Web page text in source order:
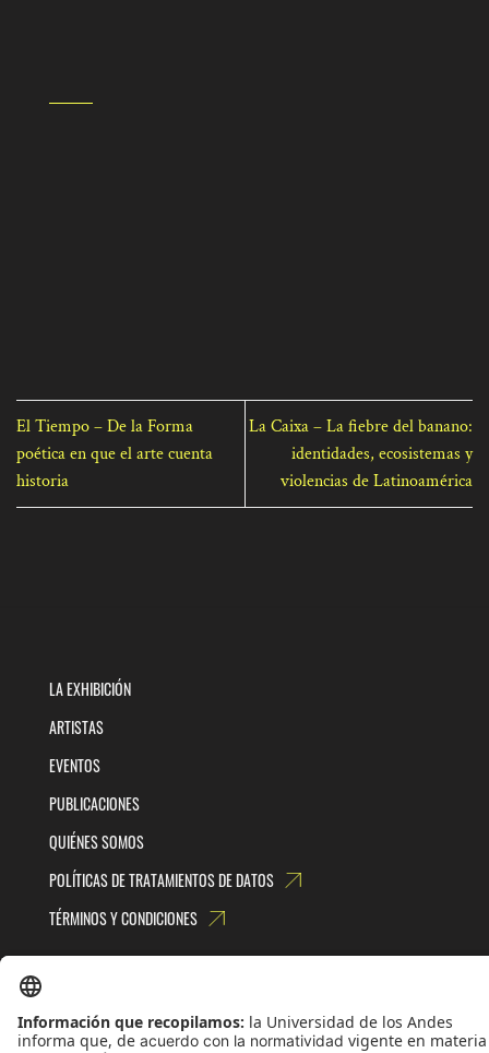
El Tiempo – De la Forma
poética en que el arte cuenta
historia
La Caixa – La fiebre del banano:
identidades, ecosistemas y
violencias de Latinoamérica
LA EXHIBICIÓN
ARTISTAS
EVENTOS
PUBLICACIONES
QUIÉNES SOMOS
POLÍTICAS DE TRATAMIENTOS DE DATOS
TÉRMINOS Y CONDICIONES